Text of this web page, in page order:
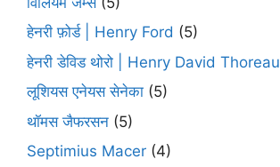
हेनरी फ़ोर्ड | Henry Ford (5)
हेनरी डेविड थोरो | Henry David Thoreau
लूशियस एनेयस सेनेका (5)
थॉमस जैफरसन (5)
Septimius Macer (4)